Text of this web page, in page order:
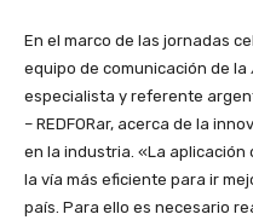
En el marco de las jornadas
equipo de comunicación de la
especialista y referente
– REDFORar, acerca de la
en la industria. «La
la vía más eficiente para ir
país. Para ello es necesario